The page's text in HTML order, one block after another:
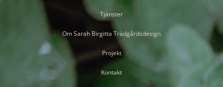
Tjänster
Om Sarah Birgitta Trädgårdsdesign
Projekt
Kontakt